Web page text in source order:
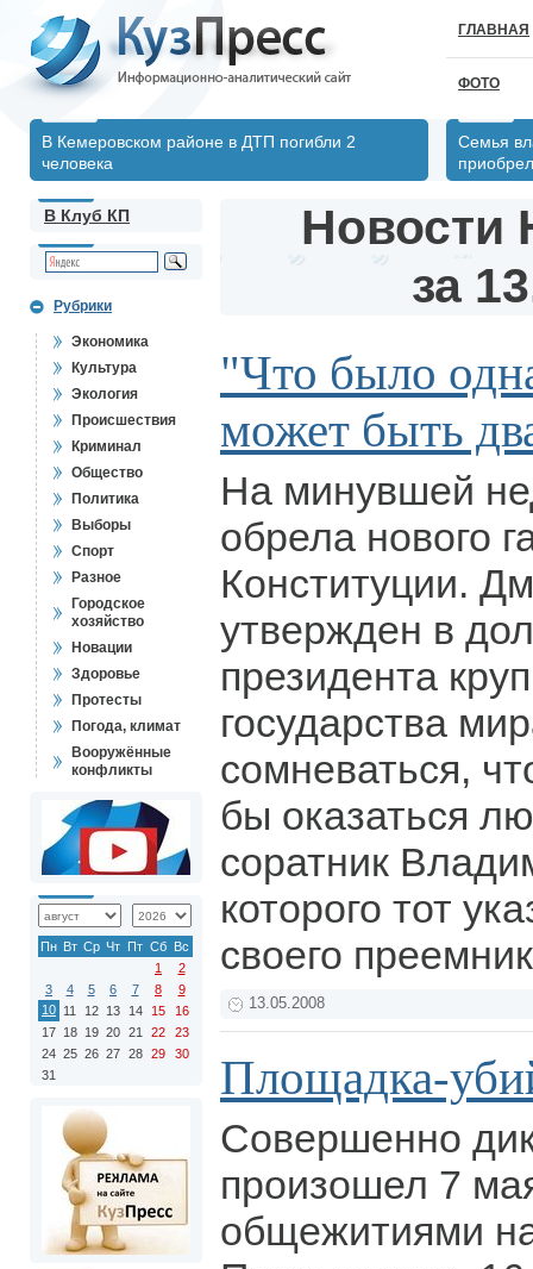
ГЛАВНАЯ
ФОТО
В Кемеровском районе в ДТП погибли 2
человека
Семья
В Клуб КП
Рубрики
Экономика
Культура
Экология
Происшествия
Криминал
Общество
Политика
Выборы
Спорт
Разное
Городское
хозяйство
Новации
Здоровье
Протесты
Погода, климат
Вооружённые
конфликты
Пн Вт Ср Чт Пт Сб Вс
1
2
3
4 5 6 7 8
9
10 11 12 13 14 15
16
17 18 19 20 21 22
23
24 25 26 27 28 29
30
31
Новости
за
"Что было
может быть
На минувшей
обрела нового
Конституции.
утвержден в
президента
государства
сомневаться,
бы оказаться
соратник
которого тот
своего
13.05.2008
Площадка-
Совершенно
произошел 7
общежитиями